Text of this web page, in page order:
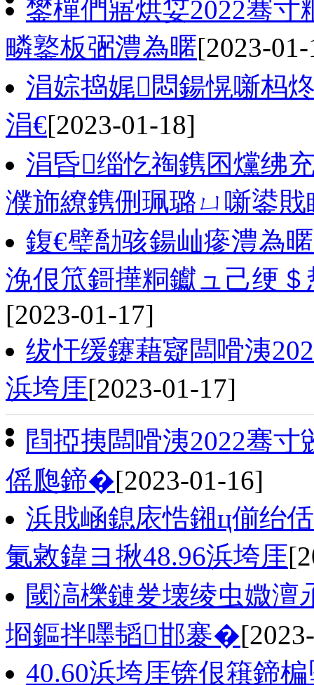
鐢樿們寤烘姇2022骞
疄鐜板弻澧為暱[2023-
涓婃捣娓悶鍚愰噺杩
涓€[2023-01-18]
涓昏缁忔祹鎸囨爣绋
濮斾繚鎸侀珮璐ㄩ噺鍙
鍑€璧勪骇鍚屾瘮澧為
浼佷笟鎶撶粡钀ュ己绠
[2023-01-17]
绂忓缓鑳藉寲闆嗗洟
浜垮厓[2023-01-17]
閰掗挗闆嗗洟2022骞
傜瓟鍗�[2023-01-16]
浜戝崡鎴庡悎鎺ц偂绐
氭敹鍏ヨ揪48.96浜垮厓
閾滈櫟鏈夎壊绫虫媺
埛鏂拌嚜韬邯褰�
40.60浜垮厓锛佷簯鍗